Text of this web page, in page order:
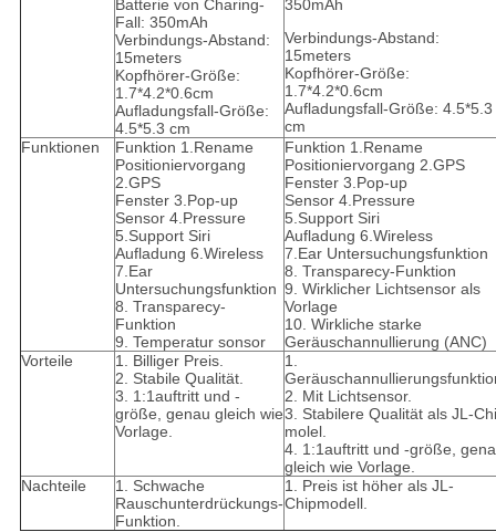
Batterie von Charing-
Fall: 350mAh
Verbindungs-Abstand:
15meters
Kopfhörer-Größe:
1.7*4.2*0.6cm
Aufladungsfall-Größe:
4.5*5.3 cm
350mAh
Verbindungs-Abstand:
15meters
Kopfhörer-Größe:
1.7*4.2*0.6cm
Aufladungsfall-Größe: 4.5*5.3
cm
Funktionen
Funktion 1.Rename
Positioniervorgang
2.GPS
Fenster 3.Pop-up
Sensor 4.Pressure
5.Support Siri
Aufladung 6.Wireless
7.Ear
Untersuchungsfunktion
8. Transparecy-
Funktion
9. Temperatur sonsor
Funktion 1.Rename
Positioniervorgang 2.GPS
Fenster 3.Pop-up
Sensor 4.Pressure
5.Support Siri
Aufladung 6.Wireless
7.Ear Untersuchungsfunktion
8. Transparecy-Funktion
9. Wirklicher Lichtsensor als
Vorlage
10. Wirkliche starke
Geräuschannullierung (ANC)
Vorteile
1. Billiger Preis.
2. Stabile Qualität.
3. 1:1auftritt und -
größe, genau gleich wie
Vorlage.
1.
2. Mit Lichtsensor.
3. Stabilere Qualität als JL-
molel.
4. 1:1auftritt und -größe,
gleich wie Vorlage.
Nachteile
1. Schwache
Rauschunterdrückungs-
Funktion.
1. Preis ist höher als JL-
Chipmodell.